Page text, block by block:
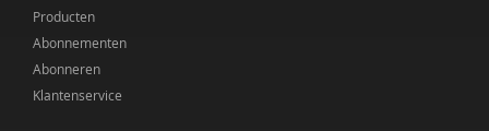
Marie-Claire van Hessen
Gidi Heynens
Producten
Abonnementen
Abonneren
Klantenservice